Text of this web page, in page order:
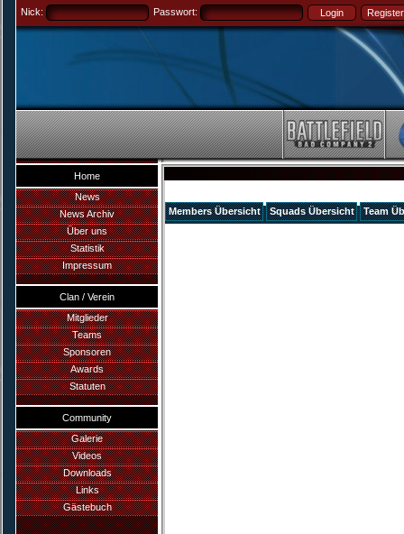
Nick: Passwort:
Home
News
News Archiv
Über uns
Statistik
Impressum
Clan / Verein
Mitglieder
Teams
Sponsoren
Awards
Statuten
Community
Galerie
Videos
Downloads
Links
Gästebuch
Members Übersicht Squads Übersicht Team